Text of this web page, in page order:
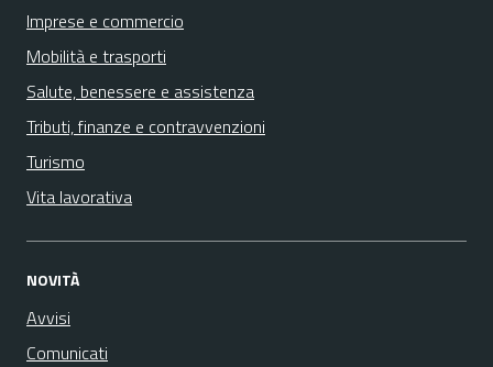
Imprese e commercio
Mobilità e trasporti
Salute, benessere e assistenza
Tributi, finanze e contravvenzioni
Turismo
Vita lavorativa
NOVITÀ
Avvisi
Comunicati